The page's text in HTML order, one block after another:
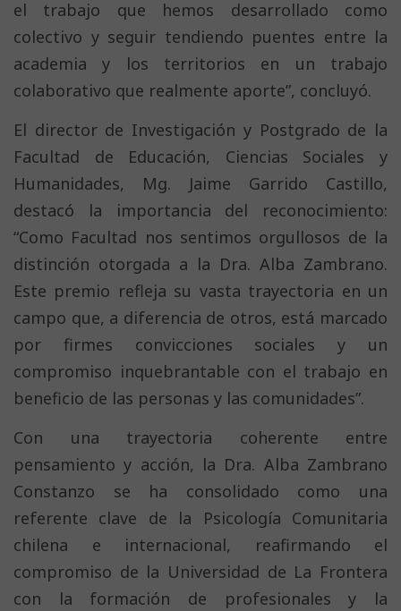
el trabajo que hemos desarrollado como
colectivo y seguir tendiendo puentes entre la
academia y los territorios en un trabajo
colaborativo que realmente aporte”, concluyó.
El director de Investigación y Postgrado de la
Facultad de Educación, Ciencias Sociales y
Humanidades, Mg. Jaime Garrido Castillo,
destacó la importancia del reconocimiento:
“Como Facultad nos sentimos orgullosos de la
distinción otorgada a la Dra. Alba Zambrano.
Este premio refleja su vasta trayectoria en un
campo que, a diferencia de otros, está marcado
por firmes convicciones sociales y un
compromiso inquebrantable con el trabajo en
beneficio de las personas y las comunidades”.
Con una trayectoria coherente entre
pensamiento y acción, la Dra. Alba Zambrano
Constanzo se ha consolidado como una
referente clave de la Psicología Comunitaria
chilena e internacional, reafirmando el
compromiso de la Universidad de La Frontera
con la formación de profesionales y la